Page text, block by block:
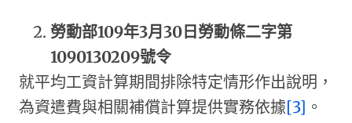
勞動部109年3月30日勞動條二字第
1090130209號令
就平均工資計算期間排除特定情形作出說明，
為資遣費與相關補償計算提供實務依據[3] 。